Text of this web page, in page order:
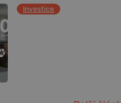
Investice